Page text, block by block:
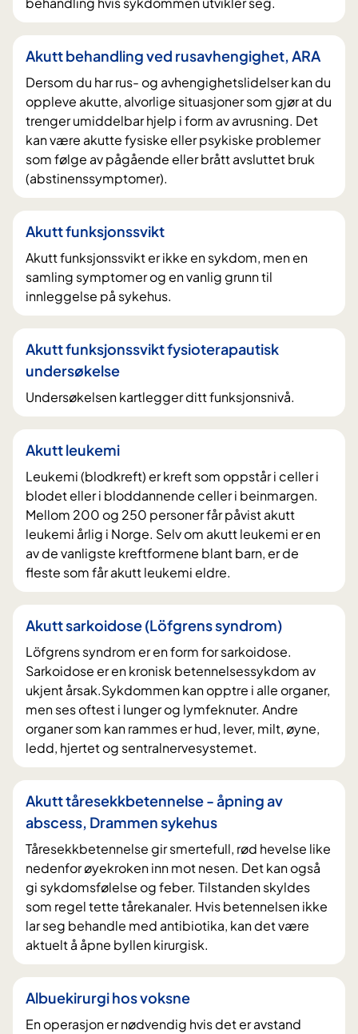
Akutt behandling ved rusavhengighet, ARA
Dersom du har rus- og avhengighetslidelser kan du
oppleve akutte, alvorlige situasjoner som gjør at du
trenger umiddelbar hjelp i form av avrusning. Det
kan være akutte fysiske eller psykiske problemer
som følge av pågående eller brått avsluttet bruk
(abstinenssymptomer).
Akutt funksjonssvikt
Akutt funksjonssvikt er ikke en sykdom, men en
samling symptomer og en vanlig grunn til
innleggelse på sykehus.
Akutt funksjonssvikt fysioterapautisk
undersøkelse
Undersøkelsen kartlegger ditt funksjonsnivå.
Akutt leukemi
Leukemi (blodkreft) er kreft som oppstår i celler i
blodet eller i bloddannende celler i beinmargen.
Mellom 200 og 250 personer får påvist akutt
leukemi årlig i Norge. Selv om akutt leukemi er en
av de vanligste kreftformene blant barn, er de
fleste som får akutt leukemi eldre.
Akutt sarkoidose (Löfgrens syndrom)
Löfgrens syndrom er en form for sarkoidose.
Sarkoidose er en kronisk betennelsessykdom av
ukjent årsak.Sykdommen kan opptre i alle organer,
men ses oftest i lunger og lymfeknuter. Andre
organer som kan rammes er hud, lever, milt, øyne,
ledd, hjertet og sentralnervesystemet.
Akutt tåresekkbetennelse - åpning av
abscess, Drammen sykehus
Tåresekkbetennelse gir smertefull, rød hevelse like
nedenfor øyekroken inn mot nesen. Det kan også
gi sykdomsfølelse og feber. Tilstanden skyldes
som regel tette tårekanaler. Hvis betennelsen ikke
lar seg behandle med antibiotika, kan det være
aktuelt å åpne byllen kirurgisk.
Albuekirurgi hos voksne
En operasjon er nødvendig hvis det er avstand